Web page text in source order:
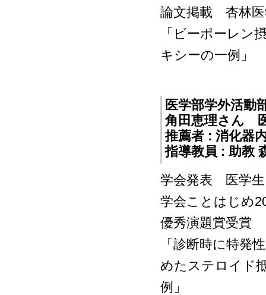
論文掲載 杏林医
「ビーポーレン
キシーの一例」
医学部学外活動
角田恵理さん
推薦者 : 消化器
指導教員 : 助教
学会発表 医学生
学会ことはじめ
優秀演題賞受賞
「診断時に特発
めたステロイド
例」